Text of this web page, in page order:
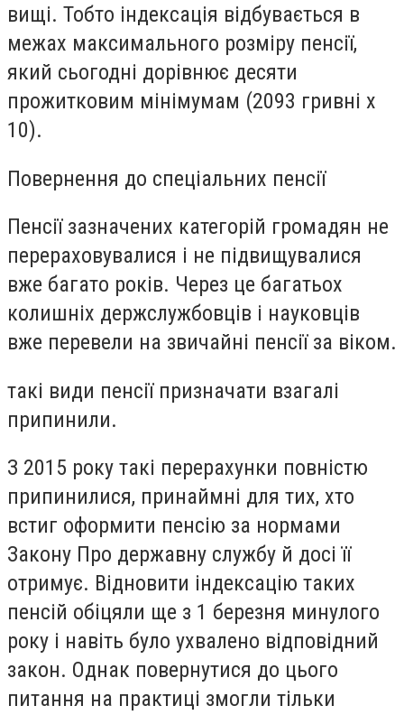
вищі. Тобто індексація відбувається в
межах максимального розміру пенсії,
який сьогодні дорівнює десяти
прожитковим мінімумам (2093 гривні х
10).
Повернення до спеціальних пенсії
Пенсії зазначених категорій громадян не
перераховувалися і не підвищувалися
вже багато років. Через це багатьох
колишніх держслужбовців і науковців
вже перевели на звичайні пенсії за віком.
такі види пенсії призначати взагалі
припинили.
З 2015 року такі перерахунки повністю
припинилися, принаймні для тих, хто
встиг оформити пенсію за нормами
Закону Про державну службу й досі її
отримує. Відновити індексацію таких
пенсій обіцяли ще з 1 березня минулого
року і навіть було ухвалено відповідний
закон. Однак повернутися до цього
питання на практиці змогли тільки